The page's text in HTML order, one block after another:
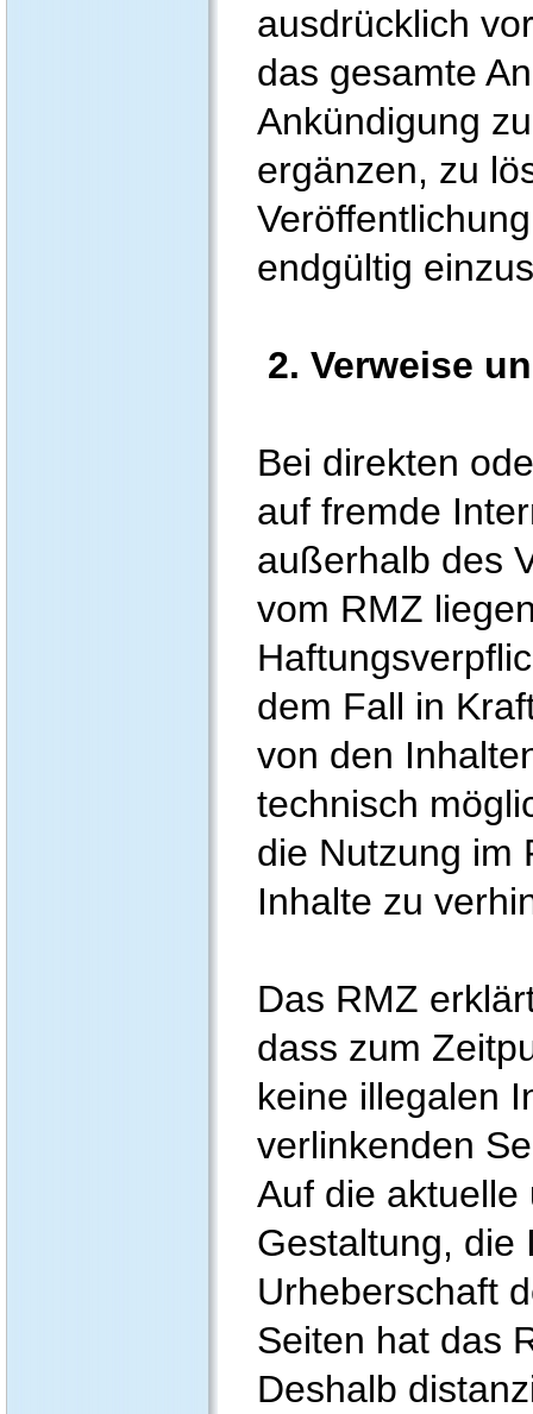
ausdrücklich
das gesamte
Ankündigung
ergänzen, zu
endgültig
2. Verweise
Bei direkten
auf fremde
außerhalb des
vom RMZ
dem Fall in
von den
technisch
die Nutzung im
Inhalte zu
Das RMZ
dass zum
keine illegalen
verlinkenden
Auf die
Gestaltung, die
Urheberschaft
Seiten hat das
Deshalb